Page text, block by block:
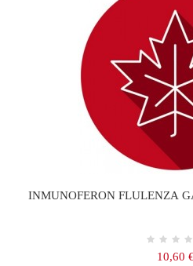
INMUNOFERON FLULENZA
Precio
10,60